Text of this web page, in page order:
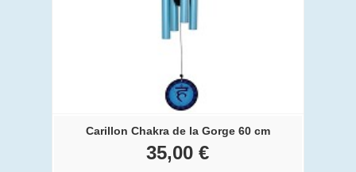
Carillon Chakra de la Gorge 60 cm
35,00 €